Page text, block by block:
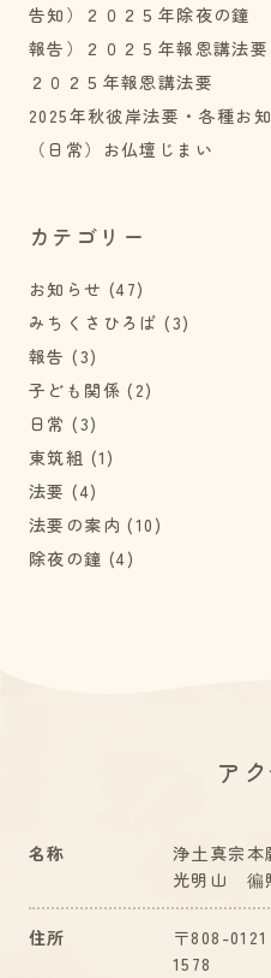
告知）２０２５年除夜の鐘
報告）２０２５年報恩講法要
２０２５年報恩講法要
2025年秋彼岸法要・各種お
（日常）お仏壇じまい
カテゴリー
お知らせ (47)
みちくさひろば (3)
報告 (3)
子ども関係 (2)
日常 (3)
東筑組 (1)
法要 (4)
法要の案内 (10)
除夜の鐘 (4)
ア
名称
浄土真宗本
光明山 徧
住所
〒808-
1578